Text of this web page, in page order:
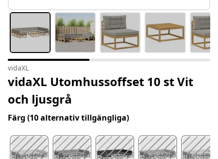
vidaXL
vidaXL Utomhussoffset 10 st Vit
och ljusgrå
Färg (10 alternativ tillgängliga)